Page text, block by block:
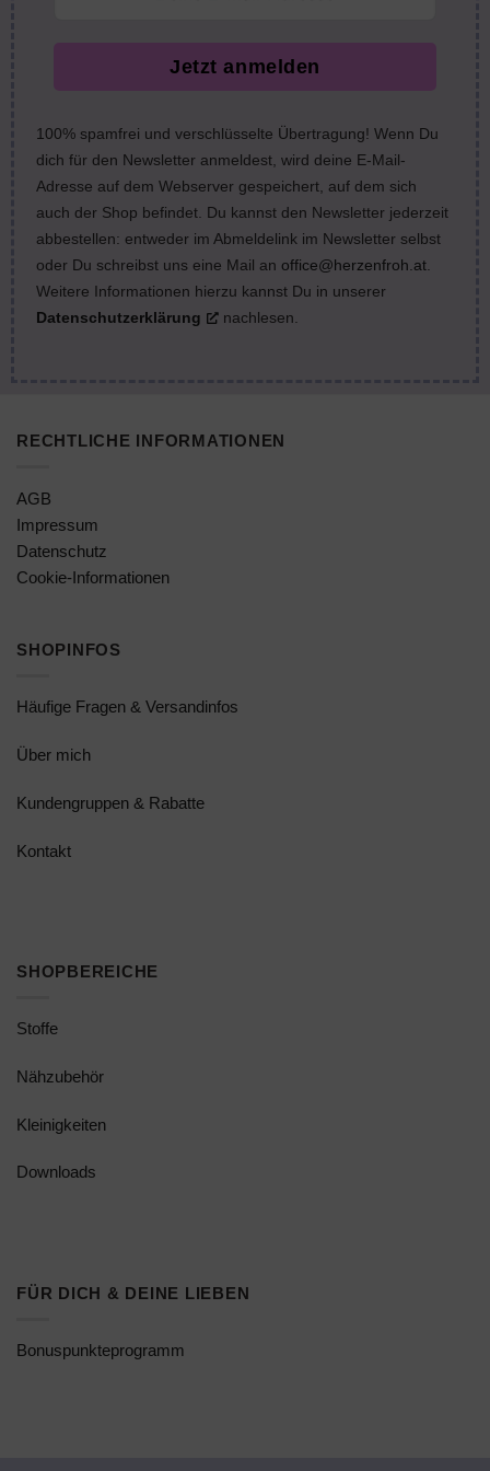
Jetzt anmelden
100% spamfrei und verschlüsselte Übertragung! Wenn Du
dich für den Newsletter anmeldest, wird deine E-Mail-
Adresse auf dem Webserver gespeichert, auf dem sich
auch der Shop befindet. Du kannst den Newsletter jederzeit
abbestellen: entweder im Abmeldelink im Newsletter selbst
oder Du schreibst uns eine Mail an office@herzenfroh.at.
Weitere Informationen hierzu kannst Du in unserer
Datenschutzerklärung
nachlesen.
RECHTLICHE INFORMATIONEN
AGB
Impressum
Datenschutz
Cookie-Informationen
SHOPINFOS
Häufige Fragen & Versandinfos
Über mich
Kundengruppen & Rabatte
Kontakt
SHOPBEREICHE
Stoffe
Nähzubehör
Kleinigkeiten
Downloads
FÜR DICH & DEINE LIEBEN
Bonuspunkteprogramm